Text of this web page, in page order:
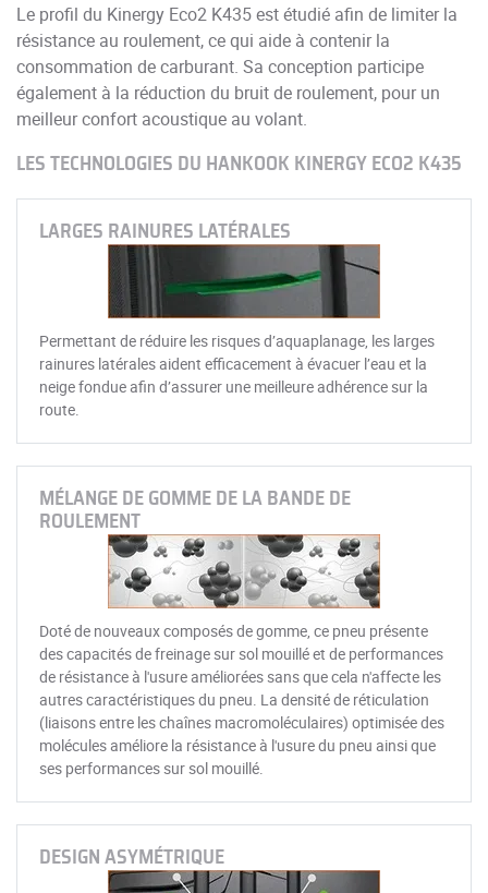
Le profil du Kinergy Eco2 K435 est étudié afin de limiter la
résistance au roulement, ce qui aide à contenir la
consommation de carburant. Sa conception participe
également à la réduction du bruit de roulement, pour un
meilleur confort acoustique au volant.
LES TECHNOLOGIES DU HANKOOK KINERGY ECO2 K435
LARGES RAINURES LATÉRALES
Permettant de réduire les risques d’aquaplanage, les larges
rainures latérales aident efficacement à évacuer l’eau et la
neige fondue afin d’assurer une meilleure adhérence sur la
route.
MÉLANGE DE GOMME DE LA BANDE DE
ROULEMENT
Doté de nouveaux composés de gomme, ce pneu présente
des capacités de freinage sur sol mouillé et de performances
de résistance à l'usure améliorées sans que cela n'affecte les
autres caractéristiques du pneu. La densité de réticulation
(liaisons entre les chaînes macromoléculaires) optimisée des
molécules améliore la résistance à l'usure du pneu ainsi que
ses performances sur sol mouillé.
DESIGN ASYMÉTRIQUE